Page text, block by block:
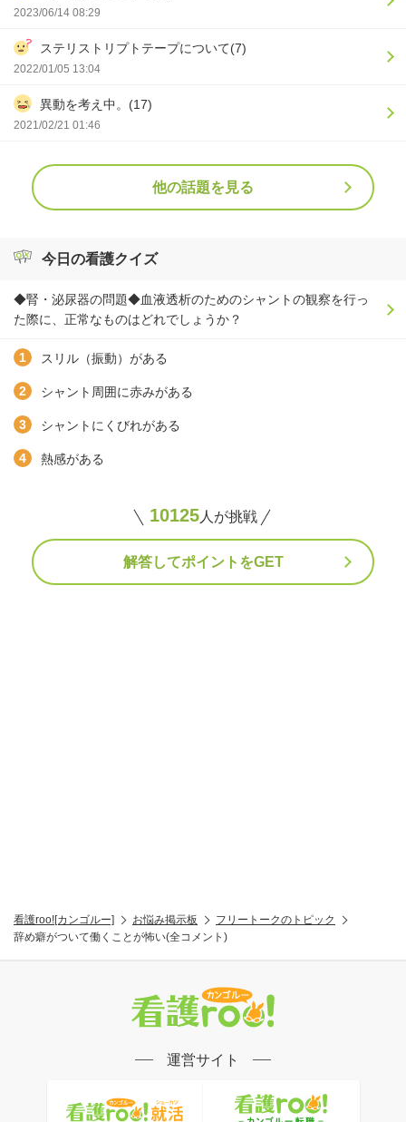
2023/06/14 08:29
ステリストリプトテープについて(7)
2022/01/05 13:04
異動を考え中。(17)
2021/02/21 01:46
他の話題を見る
今日の看護クイズ
◆腎・泌尿器の問題◆血液透析のためのシャントの観察を行っ
た際に、正常なものはどれでしょうか？
スリル（振動）がある
シャント周囲に赤みがある
シャントにくびれがある
熱感がある
10125人が挑戦
解答してポイントをGET
看護roo![カンゴルー] お悩み掲示板
フリートークのトピック
辞め癖がついて働くことが怖い(全コメント)
運営サイト